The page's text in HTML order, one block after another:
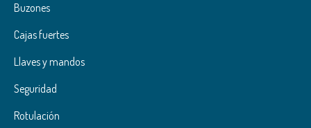
Buzones
Cajas fuertes
Llaves y mandos
Seguridad
Rotulación